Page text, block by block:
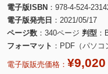
電子版ISBN
978-4-524-
電子版発売日
2021/05/17
ページ数
340ページ 判型
フォーマット
PDF（パソコ
電子版販売価格： ¥9,020